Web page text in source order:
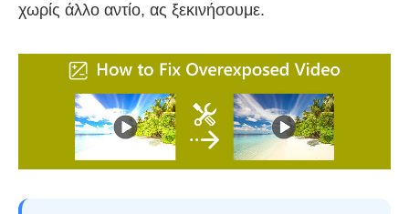
χωρίς άλλο αντίο, ας ξεκινήσουμε.